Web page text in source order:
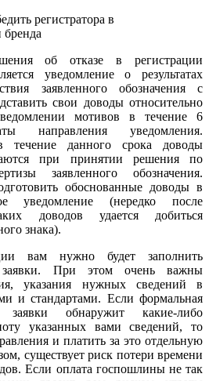
регистратора в
бренда
об отказе в регистрации
уведомление о результатах
заявленного обозначения с
свои доводы относительно
мотивов в течение 6
направления уведомления.
течение данного срока доводы
при принятии решения по
заявленного обозначения.
обоснованные доводы в
уведомление (нередко после
доводов удается добиться
знака).
вам нужно будет заполнить
При этом очень важны
указания нужных сведений в
и стандартами. Если формальная
заявки обнаружит какие-либо
указанных вами сведений, то
и платить за это отдельную
существует риск потери времени
Если оплата госпошлины не так